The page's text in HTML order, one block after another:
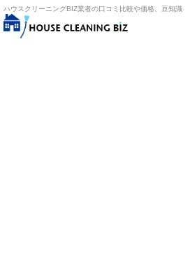
ハウスクリーニングBIZ業者の口コミ比較や価格、豆知識